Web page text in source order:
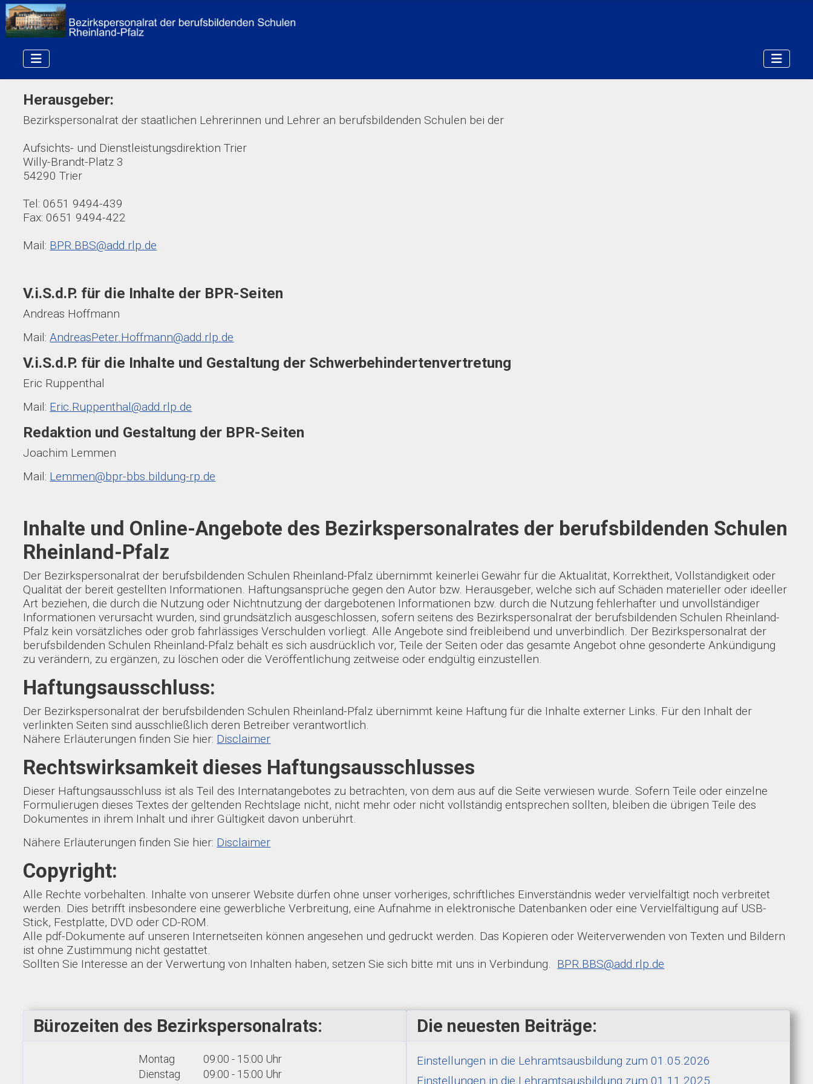
Herausgeber:
Bezirkspersonalrat der staatlichen Lehrerinnen und Lehrer an berufsbildenden Schulen bei der
Aufsichts- und Dienstleistungsdirektion Trier
Willy-Brandt-Platz 3
54290 Trier
Tel: 0651 9494-439
Fax: 0651 9494-422
Mail: BPR.BBS@add.rlp.de
V.i.S.d.P. für die Inhalte der BPR-Seiten
Andreas Hoffmann
Mail:AndreasPeter.Hoffmann@add.rlp.de
V.i.S.d.P. für die Inhalte und Gestaltung der Schwerbehindertenvertretung
Eric Ruppenthal
Mail: Eric.Ruppenthal@add.rlp.de
Redaktion und Gestaltung der BPR-Seiten
Joachim Lemmen
Mail: Lemmen@bpr-bbs.bildung-rp.de
Inhalte und Online-Angebote des Bezirkspersonalrates der berufsbildenden Schulen
Rheinland-Pfalz
Der Bezirkspersonalrat der berufsbildenden Schulen Rheinland-Pfalz übernimmt keinerlei Gewähr für die Aktualität, Korrektheit, Vollständigkeit oder
Qualität der bereit gestellten Informationen. Haftungsansprüche gegen den Autor bzw. Herausgeber, welche sich auf Schäden materieller oder ideeller
Art beziehen, die durch die Nutzung oder Nichtnutzung der dargebotenen Informationen bzw. durch die Nutzung fehlerhafter und unvollständiger
Informationen verursacht wurden, sind grundsätzlich ausgeschlossen, sofern seitens des Bezirkspersonalrat der berufsbildenden Schulen Rheinland-
Pfalz kein vorsätzliches oder grob fahrlässiges Verschulden vorliegt. Alle Angebote sind freibleibend und unverbindlich. Der Bezirkspersonalrat der
berufsbildenden Schulen Rheinland-Pfalz behält es sich ausdrücklich vor, Teile der Seiten oder das gesamte Angebot ohne gesonderte Ankündigung
zu verändern, zu ergänzen, zu löschen oder die Veröffentlichung zeitweise oder endgültig einzustellen.
Haftungsausschluss:
Der Bezirkspersonalrat der berufsbildenden Schulen Rheinland-Pfalz übernimmt keine Haftung für die Inhalte externer Links. Für den Inhalt der
verlinkten Seiten sind ausschließlich deren Betreiber verantwortlich.
Nähere Erläuterungen finden Sie hier: Disclaimer
Rechtswirksamkeit dieses Haftungsausschlusses
Dieser Haftungsausschluss ist als Teil des Internatangebotes zu betrachten, von dem aus auf die Seite verwiesen wurde. Sofern Teile oder einzelne
Formulierugen dieses Textes der geltenden Rechtslage nicht, nicht mehr oder nicht vollständig entsprechen sollten, bleiben die übrigen Teile des
Dokumentes in ihrem Inhalt und ihrer Gültigkeit davon unberührt.
Nähere Erläuterungen finden Sie hier: Disclaimer
Copyright:
Alle Rechte vorbehalten. Inhalte von unserer Website dürfen ohne unser vorheriges, schriftliches Einverständnis weder vervielfältigt noch verbreitet
werden. Dies betrifft insbesondere eine gewerbliche Verbreitung, eine Aufnahme in elektronische Datenbanken oder eine Vervielfältigung auf USB-
Stick, Festplatte, DVD oder CD-ROM.
Alle pdf-Dokumente auf unseren Internetseiten können angesehen und gedruckt werden. Das Kopieren oder Weiterverwenden von Texten und Bildern
ist ohne Zustimmung nicht gestattet.
Sollten Sie Interesse an der Verwertung von Inhalten haben, setzen Sie sich bitte mit uns in Verbindung. BPR.BBS@add.rlp.de
Bürozeiten des Bezirkspersonalrats:
Montag
09:00 - 15:00 Uhr
Dienstag
09:00 - 15:00 Uhr
Die neuesten Beiträge:
Einstellungen in die Lehramtsausbildung zum 01.05.2026
Einstellungen in die Lehramtsausbildung zum 01.11.2025